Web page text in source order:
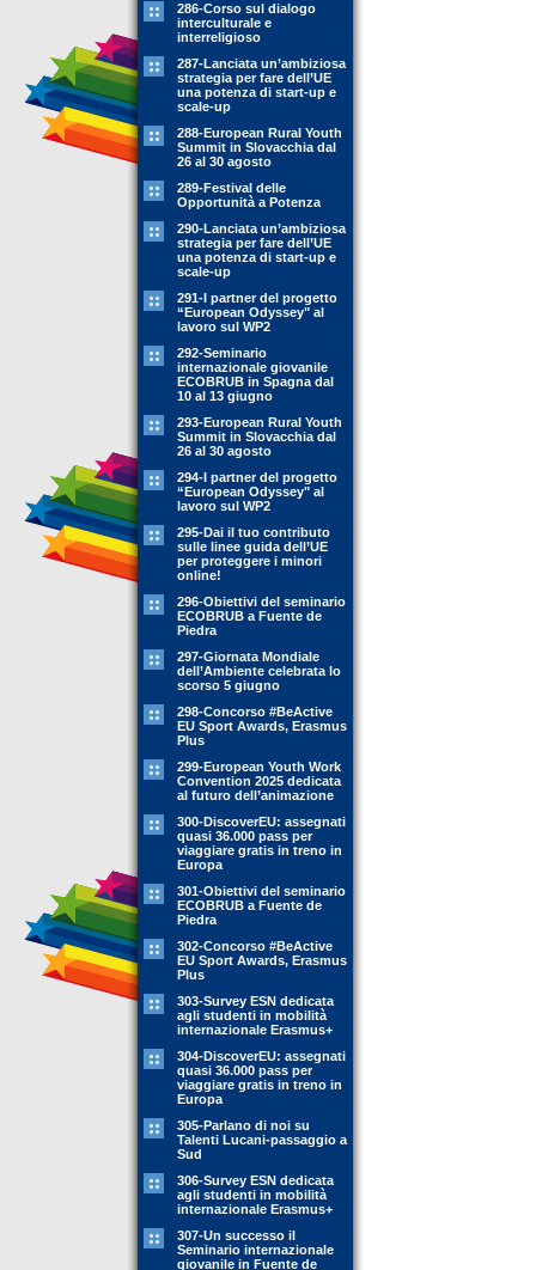
286-Corso sul dialogo
interculturale e
interreligioso
287-Lanciata un’ambiziosa
strategia per fare dell’UE
una potenza di start-up e
scale-up
288-European Rural Youth
Summit in Slovacchia dal
26 al 30 agosto
289-Festival delle
Opportunità a Potenza
290-Lanciata un’ambiziosa
strategia per fare dell’UE
una potenza di start-up e
scale-up
291-I partner del progetto
“European Odyssey" al
lavoro sul WP2
292-Seminario
internazionale giovanile
ECOBRUB in Spagna dal
10 al 13 giugno
293-European Rural Youth
Summit in Slovacchia dal
26 al 30 agosto
294-I partner del progetto
“European Odyssey" al
lavoro sul WP2
295-Dai il tuo contributo
sulle linee guida dell’UE
per proteggere i minori
online!
296-Obiettivi del seminario
ECOBRUB a Fuente de
Piedra
297-Giornata Mondiale
dell’Ambiente celebrata lo
scorso 5 giugno
298-Concorso #BeActive
EU Sport Awards, Erasmus
Plus
299-European Youth Work
Convention 2025 dedicata
al futuro dell’animazione
300-DiscoverEU: assegnati
quasi 36.000 pass per
viaggiare gratis in treno in
Europa
301-Obiettivi del seminario
ECOBRUB a Fuente de
Piedra
302-Concorso #BeActive
EU Sport Awards, Erasmus
Plus
303-Survey ESN dedicata
agli studenti in mobilità
internazionale Erasmus+
304-DiscoverEU: assegnati
quasi 36.000 pass per
viaggiare gratis in treno in
Europa
305-Parlano di noi su
Talenti Lucani-passaggio a
Sud
306-Survey ESN dedicata
agli studenti in mobilità
internazionale Erasmus+
307-Un successo il
Seminario internazionale
giovanile in Fuente de